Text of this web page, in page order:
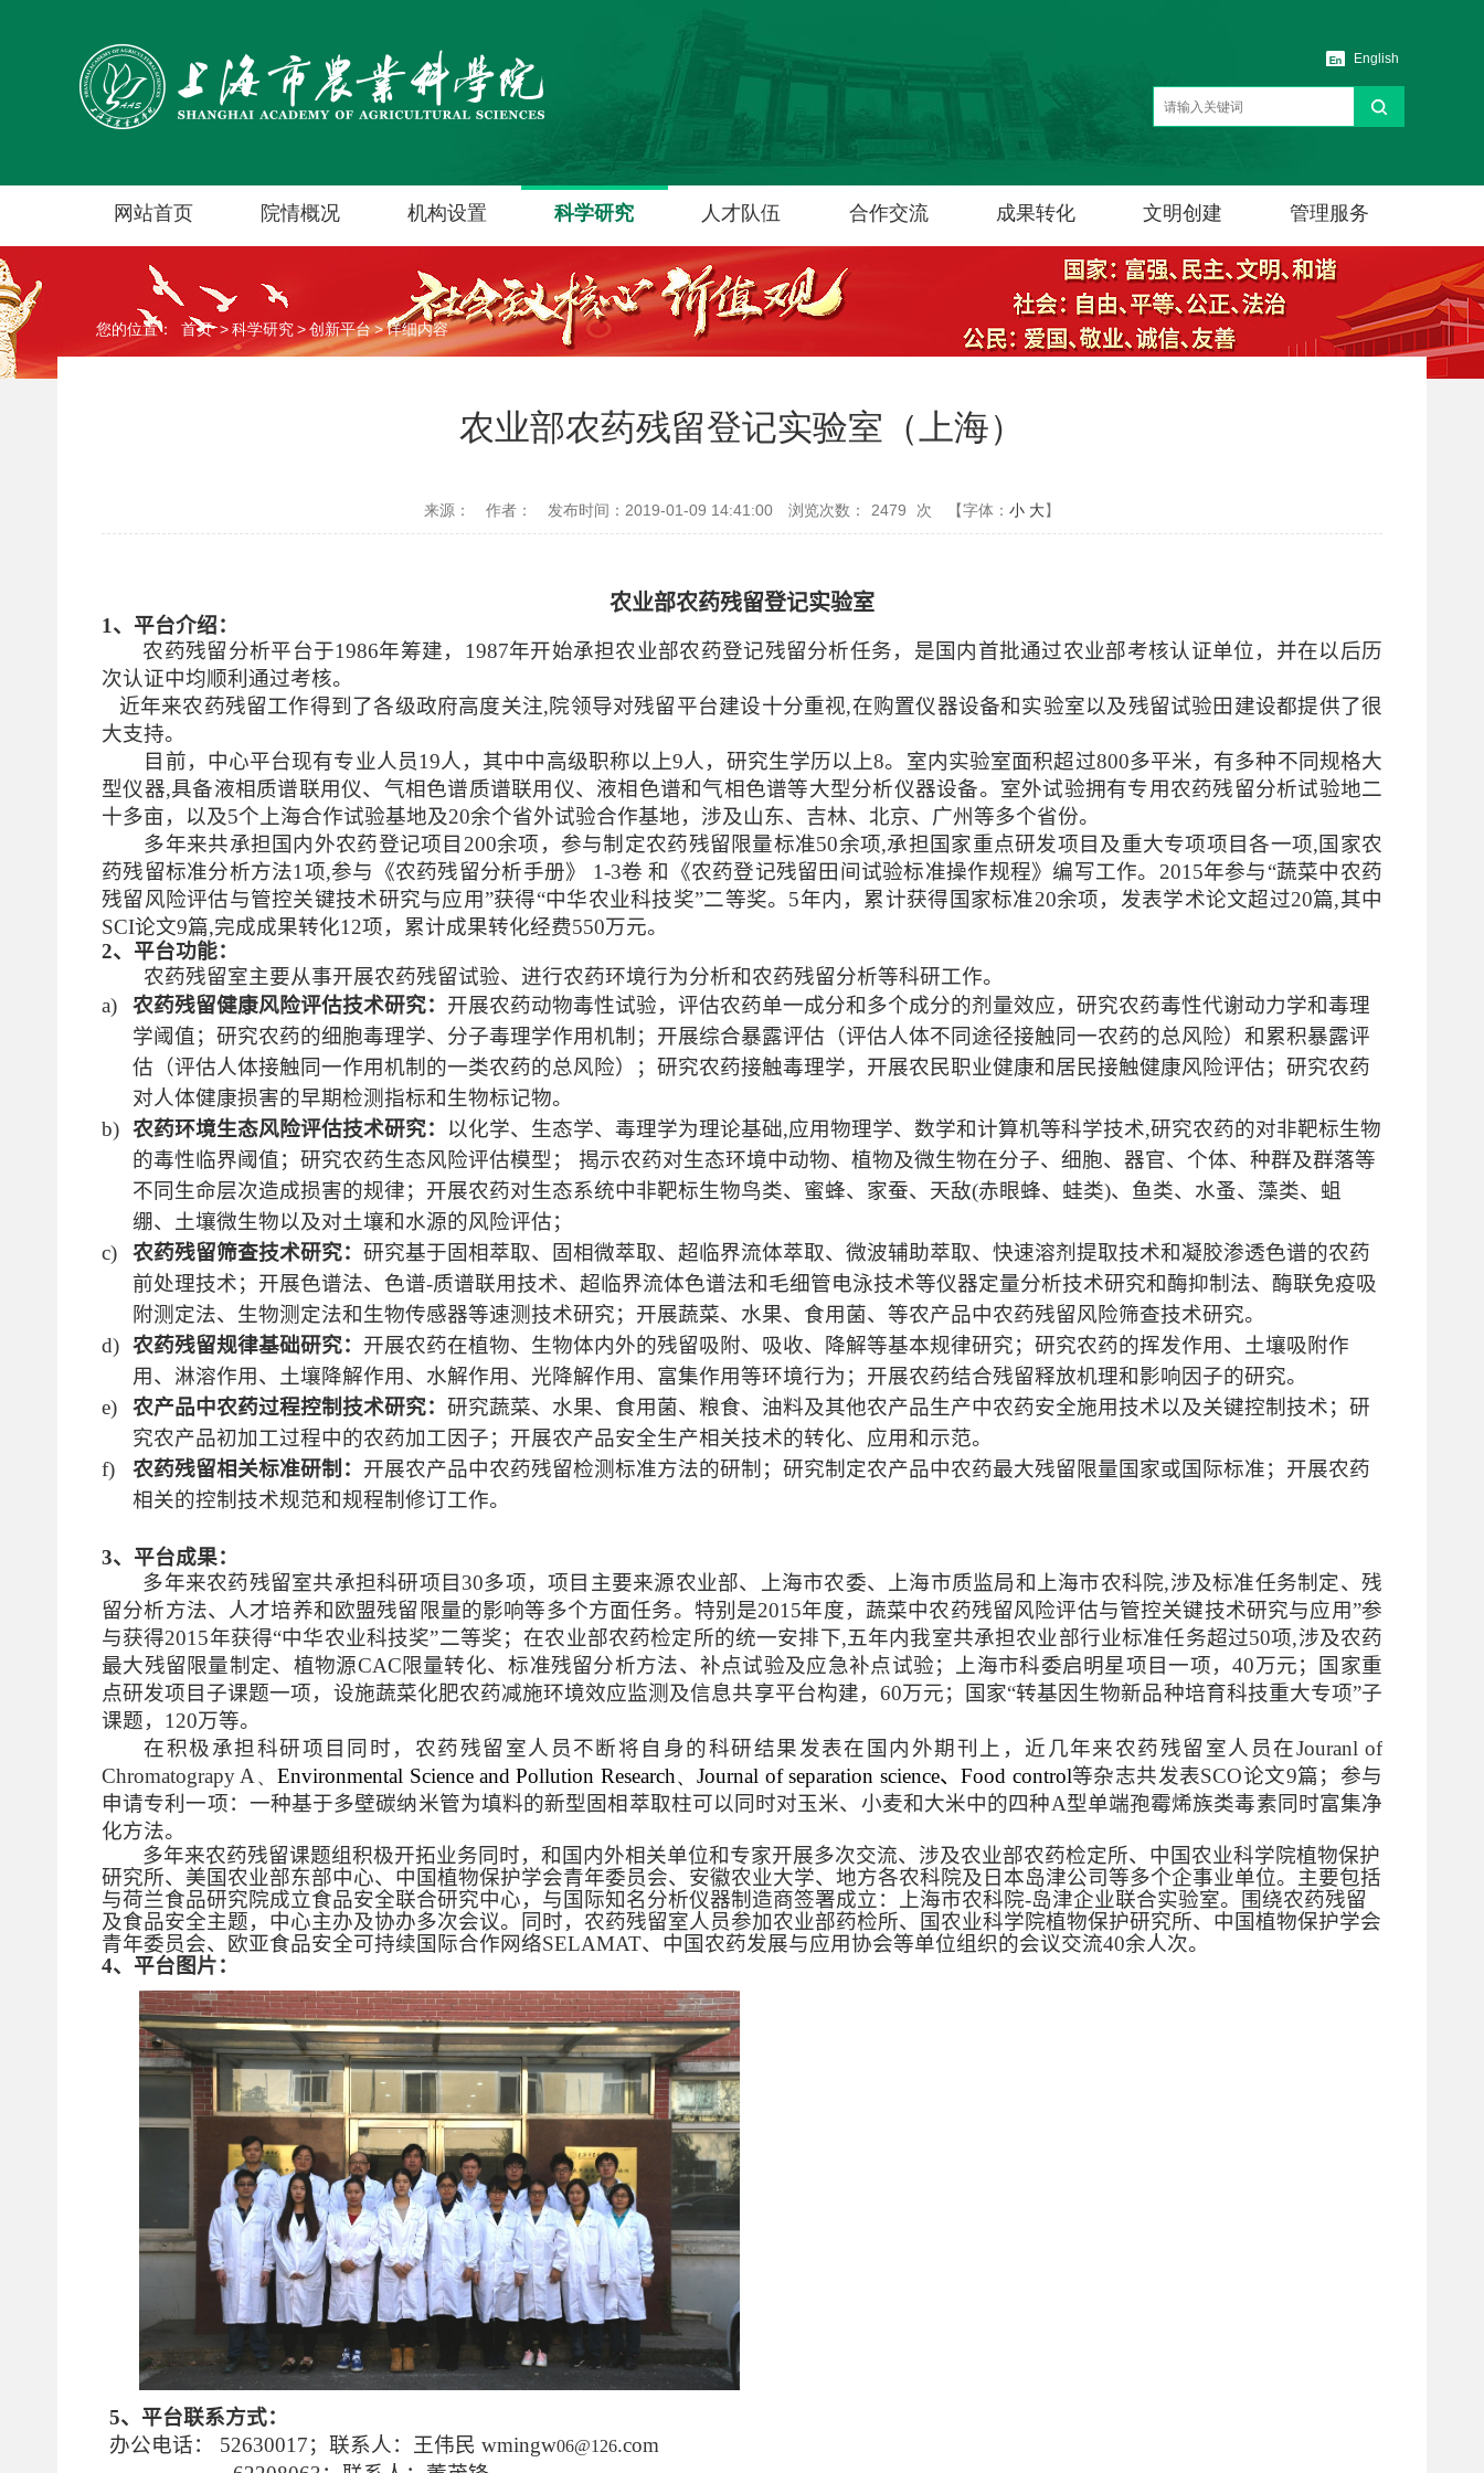
English
网站首页 院情概况 机构设置 科学研究 人才队伍 合作交流 成果转化 文明创建 管理服务
您的位置： 首页>科学研究>创新平台>详细内容
农业部农药残留登记实验室（上海）
来源： 作者： 发布时间：2019-01-09 14:41:00 浏览次数： 2479 次 【字体： 小 大】
农业部农药残留登记实验室
1、平台介绍：
农药残留分析平台于1986年筹建，1987年开始承担农业部农药登记残留分析任务，是国内首批通过农业部考核认证单位，并在以后历
次认证中均顺利通过考核。
近年来农药残留工作得到了各级政府高度关注,院领导对残留平台建设十分重视,在购置仪器设备和实验室以及残留试验田建设都提供了很
大支持。
目前，中心平台现有专业人员19人，其中中高级职称以上9人，研究生学历以上8。室内实验室面积超过800多平米，有多种不同规格大
型仪器,具备液相质谱联用仪、气相色谱质谱联用仪、液相色谱和气相色谱等大型分析仪器设备。室外试验拥有专用农药残留分析试验地二
十多亩，以及5个上海合作试验基地及20余个省外试验合作基地，涉及山东、吉林、北京、广州等多个省份。
多年来共承担国内外农药登记项目200余项，参与制定农药残留限量标准50余项,承担国家重点研发项目及重大专项项目各一项,国家农
药残留标准分析方法1项,参与《农药残留分析手册》 1-3卷 和《农药登记残留田间试验标准操作规程》编写工作。2015年参与“蔬菜中农药
残留风险评估与管控关键技术研究与应用”获得“中华农业科技奖”二等奖。5年内，累计获得国家标准20余项，发表学术论文超过20篇,其中
SCI论文9篇,完成成果转化12项，累计成果转化经费550万元。
2、平台功能：
农药残留室主要从事开展农药残留试验、进行农药环境行为分析和农药残留分析等科研工作。
a)
农药残留健康风险评估技术研究： 开展农药动物毒性试验，评估农药单一成分和多个成分的剂量效应，研究农药毒性代谢动力学和毒理
学阈值；研究农药的细胞毒理学、分子毒理学作用机制；开展综合暴露评估（评估人体不同途径接触同一农药的总风险）和累积暴露评
估（评估人体接触同一作用机制的一类农药的总风险）；研究农药接触毒理学，开展农民职业健康和居民接触健康风险评估；研究农药
对人体健康损害的早期检测指标和生物标记物。
b) 农药环境生态风险评估技术研究： 以化学、生态学、毒理学为理论基础,应用物理学、数学和计算机等科学技术,研究农药的对非靶标生物
的毒性临界阈值；研究农药生态风险评估模型； 揭示农药对生态环境中动物、植物及微生物在分子、细胞、器官、个体、种群及群落等
不同生命层次造成损害的规律；开展农药对生态系统中非靶标生物鸟类、蜜蜂、家蚕、天敌(赤眼蜂、蛙类)、鱼类、水蚤、藻类、蛆
绷、土壤微生物以及对土壤和水源的风险评估；
c)
农药残留筛查技术研究：研究基于固相萃取、固相微萃取、超临界流体萃取、微波辅助萃取、快速溶剂提取技术和凝胶渗透色谱的农药
前处理技术；开展色谱法、色谱-质谱联用技术、超临界流体色谱法和毛细管电泳技术等仪器定量分析技术研究和酶抑制法、酶联免疫吸
附测定法、生物测定法和生物传感器等速测技术研究；开展蔬菜、水果、食用菌、等农产品中农药残留风险筛查技术研究。
d) 农药残留规律基础研究： 开展农药在植物、生物体内外的残留吸附、吸收、降解等基本规律研究；研究农药的挥发作用、土壤吸附作
用、淋溶作用、土壤降解作用、水解作用、光降解作用、富集作用等环境行为；开展农药结合残留释放机理和影响因子的研究。
e)
农产品中农药过程控制技术研究：研究蔬菜、水果、食用菌、粮食、油料及其他农产品生产中农药安全施用技术以及关键控制技术；研
究农产品初加工过程中的农药加工因子；开展农产品安全生产相关技术的转化、应用和示范。
f)
农药残留相关标准研制： 开展农产品中农药残留检测标准方法的研制；研究制定农产品中农药最大残留限量国家或国际标准；开展农药
相关的控制技术规范和规程制修订工作。
3、平台成果：
多年来农药残留室共承担科研项目30多项，项目主要来源农业部、上海市农委、上海市质监局和上海市农科院,涉及标准任务制定、残
留分析方法、人才培养和欧盟残留限量的影响等多个方面任务。特别是2015年度，蔬菜中农药残留风险评估与管控关键技术研究与应用”参
与获得2015年获得“中华农业科技奖”二等奖；在农业部农药检定所的统一安排下,五年内我室共承担农业部行业标准任务超过50项,涉及农药
最大残留限量制定、植物源CAC限量转化、标准残留分析方法、补点试验及应急补点试验；上海市科委启明星项目一项，40万元；国家重
点研发项目子课题一项，设施蔬菜化肥农药减施环境效应监测及信息共享平台构建，60万元；国家“转基因生物新品种培育科技重大专项”子
课题，120万等。
在积极承担科研项目同时，农药残留室人员不断将自身的科研结果发表在国内外期刊上，近几年来农药残留室人员在Jouranl of
Chromatograpy A、Environmental Science and Pollution Research、Journal of separation science、Food control等杂志共发表SCO论文9篇；参与
申请专利一项：一种基于多壁碳纳米管为填料的新型固相萃取柱可以同时对玉米、小麦和大米中的四种A型单端孢霉烯族类毒素同时富集净
化方法。
多年来农药残留课题组积极开拓业务同时，和国内外相关单位和专家开展多次交流、涉及农业部农药检定所、中国农业科学院植物保护
研究所、美国农业部东部中心、中国植物保护学会青年委员会、安徽农业大学、地方各农科院及日本岛津公司等多个企事业单位。主要包括
与荷兰食品研究院成立食品安全联合研究中心，与国际知名分析仪器制造商签署成立：上海市农科院-岛津企业联合实验室。围绕农药残留
及食品安全主题，中心主办及协办多次会议。同时，农药残留室人员参加农业部药检所、国农业科学院植物保护研究所、中国植物保护学会
青年委员会、欧亚食品安全可持续国际合作网络SELAMAT、中国农药发展与应用协会等单位组织的会议交流40余人次。
4、平台图片：
5、平台联系方式：
办公电话： 52630017；联系人：王伟民 wmingw06@126.com